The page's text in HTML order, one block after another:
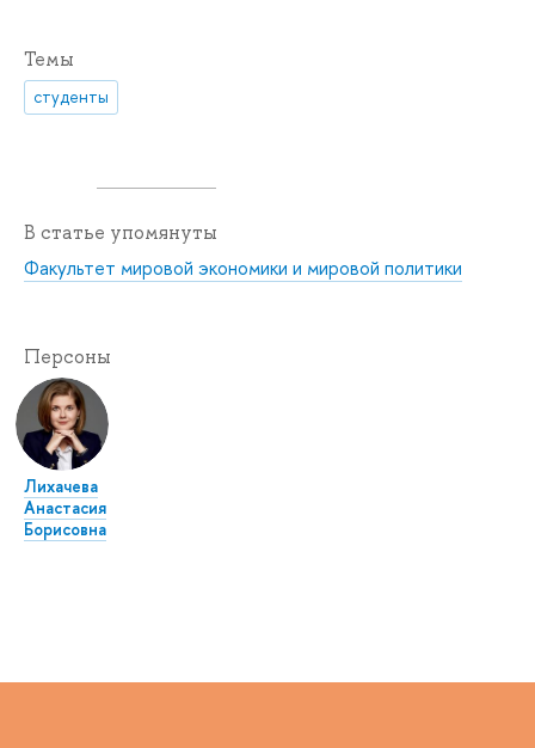
Темы
студенты
В статье упомянуты
Факультет мировой экономики и мировой политики
Персоны
Лихачева
Анастасия
Борисовна